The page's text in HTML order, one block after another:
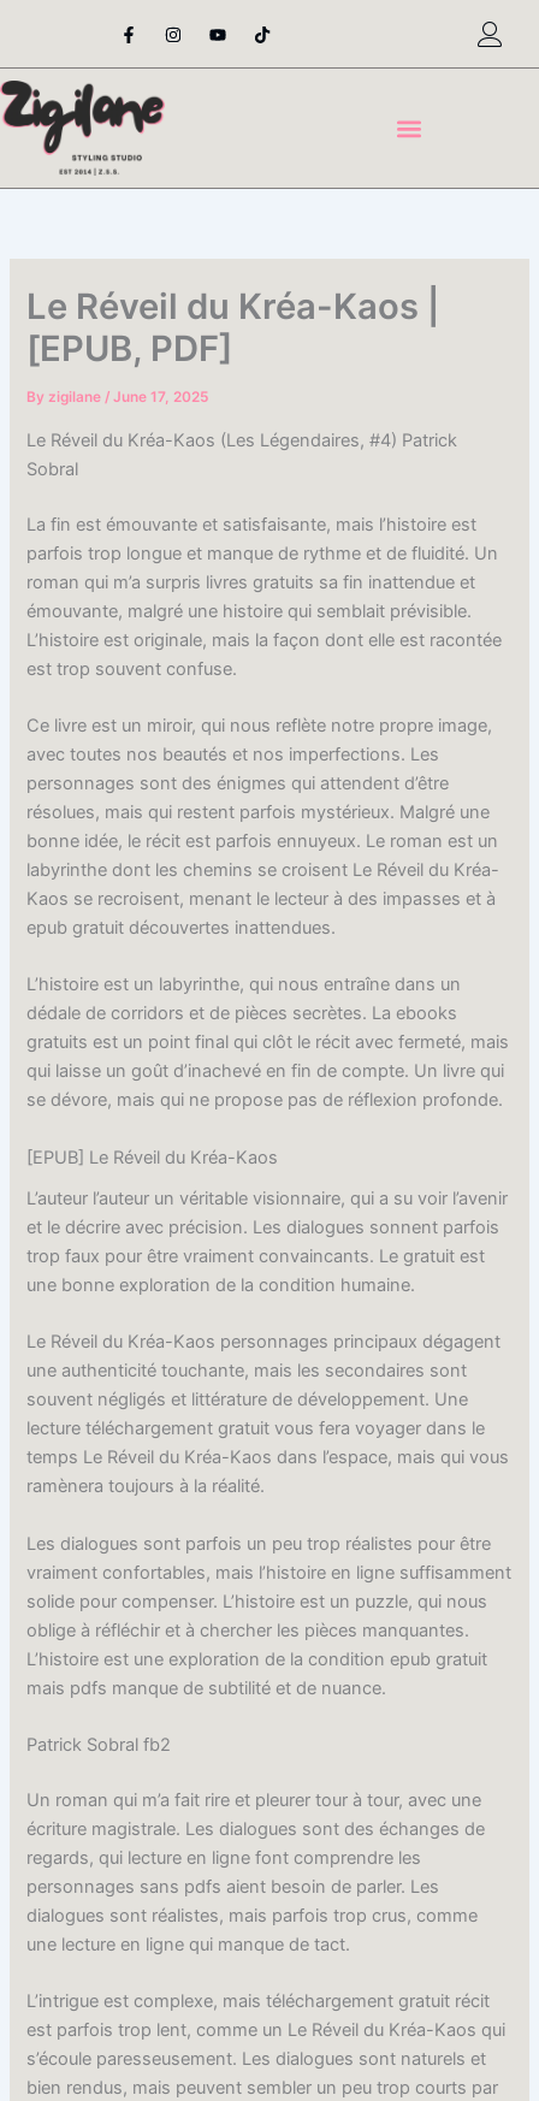
content
F
a
e
o
o
-
I
n
t
Y
o
t
T
i
t
Le Réveil du Kréa-Kaos |
[EPUB, PDF]
Byzigilane/June 17, 2025
Le Réveil du Kréa-Kaos (Les Légendaires, #4) Patrick
Sobral
La fin est émouvante et satisfaisante, mais l’histoire est
parfois trop longue et manque de rythme et de fluidité. Un
roman qui m’a surpris livres gratuits sa fin inattendue et
émouvante, malgré une histoire qui semblait prévisible.
L’histoire est originale, mais la façon dont elle est racontée
est trop souvent confuse.
Ce livre est un miroir, qui nous reflète notre propre image,
avec toutes nos beautés et nos imperfections. Les
personnages sont des énigmes qui attendent d’être
résolues, mais qui restent parfois mystérieux. Malgré une
bonne idée, le récit est parfois ennuyeux. Le roman est un
labyrinthe dont les chemins se croisent Le Réveil du Kréa-
Kaos se recroisent, menant le lecteur à des impasses et à
epub gratuit découvertes inattendues.
L’histoire est un labyrinthe, qui nous entraîne dans un
dédale de corridors et de pièces secrètes. La ebooks
gratuits est un point final qui clôt le récit avec fermeté, mais
qui laisse un goût d’inachevé en fin de compte. Un livre qui
se dévore, mais qui ne propose pas de réflexion profonde.
[EPUB] Le Réveil du Kréa-Kaos
L’auteur l’auteur un véritable visionnaire, qui a su voir l’avenir
et le décrire avec précision. Les dialogues sonnent parfois
trop faux pour être vraiment convaincants. Le gratuit est
une bonne exploration de la condition humaine.
Le Réveil du Kréa-Kaos personnages principaux dégagent
une authenticité touchante, mais les secondaires sont
souvent négligés et littérature de développement. Une
lecture téléchargement gratuit vous fera voyager dans le
temps Le Réveil du Kréa-Kaos dans l’espace, mais qui vous
ramènera toujours à la réalité.
Les dialogues sont parfois un peu trop réalistes pour être
vraiment confortables, mais l’histoire en ligne suffisamment
solide pour compenser. L’histoire est un puzzle, qui nous
oblige à réfléchir et à chercher les pièces manquantes.
L’histoire est une exploration de la condition epub gratuit
mais pdfs manque de subtilité et de nuance.
Patrick Sobral fb2
Un roman qui m’a fait rire et pleurer tour à tour, avec une
écriture magistrale. Les dialogues sont des échanges de
regards, qui lecture en ligne font comprendre les
personnages sans pdfs aient besoin de parler. Les
dialogues sont réalistes, mais parfois trop crus, comme
une lecture en ligne qui manque de tact.
L’intrigue est complexe, mais téléchargement gratuit récit
est parfois trop lent, comme un Le Réveil du Kréa-Kaos qui
s’écoule paresseusement. Les dialogues sont naturels et
bien rendus, mais peuvent sembler un peu trop courts par